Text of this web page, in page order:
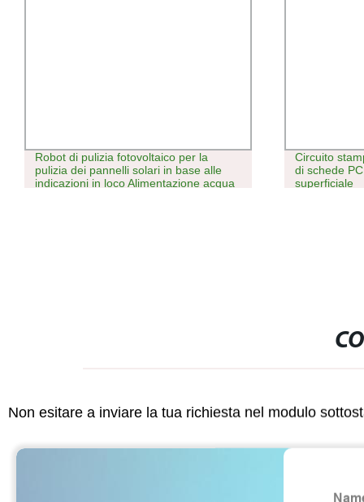
Robot di pulizia fotovoltaico per la
pulizia dei pannelli solari in base alle
indicazioni in loco Alimentazione acqua
Circuito
di schede
superficiale
Non esitare a inviare la tua richiesta nel modulo